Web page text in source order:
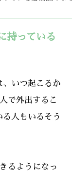
持っている
、いつ起こるか
で外出するこ
人もいるそう
るようになっ